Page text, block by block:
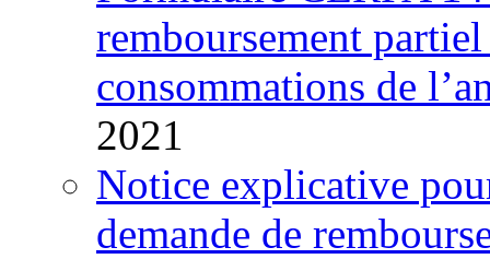
remboursement
consommations de
2021
Notice explicative
demande de